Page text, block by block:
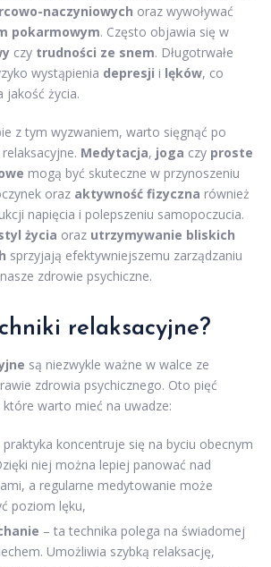
naczyniowych oraz wywoływać
pokarmowym. Często objawia się w
czy trudności ze snem. Długotrwałe
wystąpienia depresji i lęków, co
jakość życia.
z tym wyzwaniem, warto sięgnąć po
Medytacja, joga czy proste
mogą być skuteczne w przynoszeniu
oraz aktywność fizyczna również
napięcia i polepszeniu samopoczucia.
życia oraz utrzymywanie bliskich
sprzyjają efektywniejszemu zarządzaniu
zdrowie psychiczne.
relaksacyjne?
są niezwykle ważne w walce ze
zdrowia psychicznego. Oto pięć
warto mieć na uwadze:
praktyka koncentruje się na byciu obecnym
niej można lepiej panować nad
a regularne medytowanie może
poziom lęku,
– ta technika polega na świadomej
Umożliwia szybką relaksację,